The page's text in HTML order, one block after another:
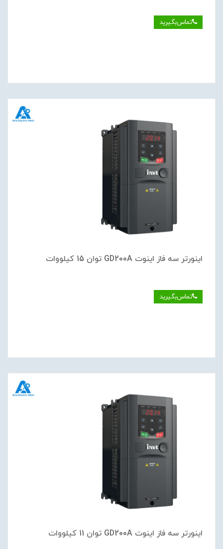
تماس‌بگیرید
اینورتر سه فاز اینوت GD200A توان 15 کیلووات
تماس‌بگیرید
اینورتر سه فاز اینوت GD200A توان 11 کیلووات